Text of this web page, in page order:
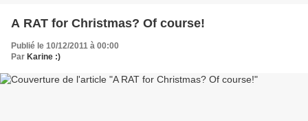
A RAT for Christmas? Of course!
Publié le 10/12/2011 à 00:00
Par Karine :)